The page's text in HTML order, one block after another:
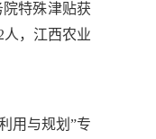
特殊津贴获
人，江西农业
用与规划”专